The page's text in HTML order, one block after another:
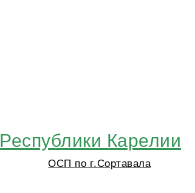
Республики Карелии
ОСП по г.Сортавала